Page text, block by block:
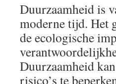
Duurzaamheid is
moderne tijd. Het
de ecologische
Duurzaamheid
risico’s te